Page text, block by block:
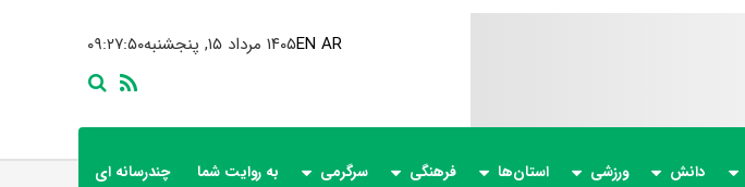
۰۹:۲۷:۵۱ ۱۴۰۵ مرداد ۱۵, پنجشنبهEN AR
دانش ورزشی استان‌ها فرهنگی سرگرمی به روایت شما چندرسانه ای